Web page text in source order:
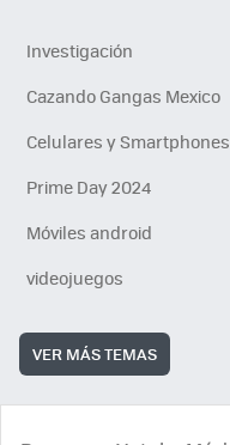
Investigación
Cazando Gangas Mexico
Celulares y Smartphones
Prime Day 2024
Móviles android
videojuegos
VER MÁS TEMAS